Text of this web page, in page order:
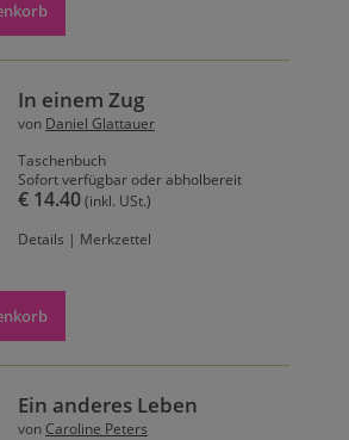
In einem Zug
von Daniel Glattauer
Taschenbuch
Sofort verfügbar oder abholbereit
€ 14.40 (inkl. USt.)
Details | Merkzettel
Ein anderes Leben
von Caroline Peters